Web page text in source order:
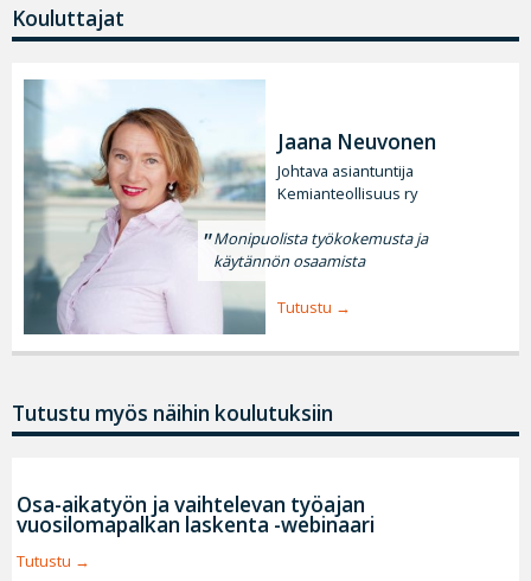
Kouluttajat
Jaana Neuvonen
Johtava asiantuntija
Kemianteollisuus ry
Monipuolista työkokemusta ja
käytännön osaamista
Tutustu
Tutustu myös näihin koulutuksiin
Osa-aikatyön ja vaihtelevan työajan
vuosilomapalkan laskenta -webinaari
Tutustu